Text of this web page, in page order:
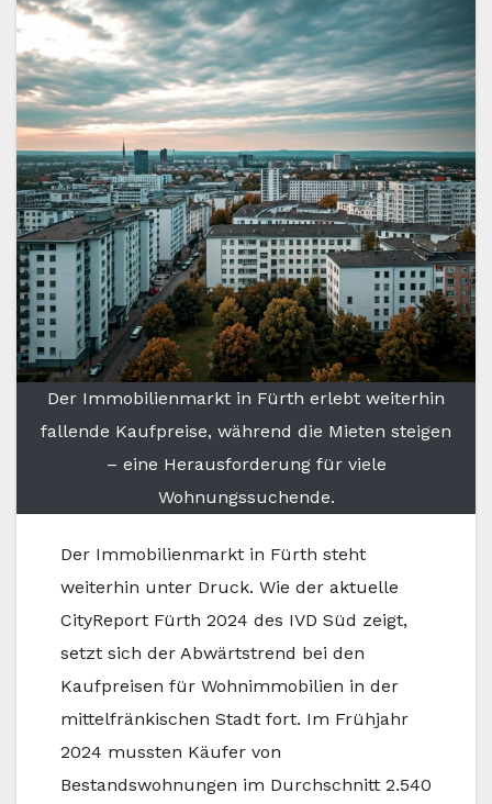
Der Immobilienmarkt in Fürth erlebt weiterhin
fallende Kaufpreise, während die Mieten steigen
– eine Herausforderung für viele
Wohnungssuchende.
Der Immobilienmarkt in Fürth steht
weiterhin unter Druck. Wie der aktuelle
CityReport Fürth 2024 des IVD Süd zeigt,
setzt sich der Abwärtstrend bei den
Kaufpreisen für Wohnimmobilien in der
mittelfränkischen Stadt fort. Im Frühjahr
2024 mussten Käufer von
Bestandswohnungen im Durchschnitt 2.540